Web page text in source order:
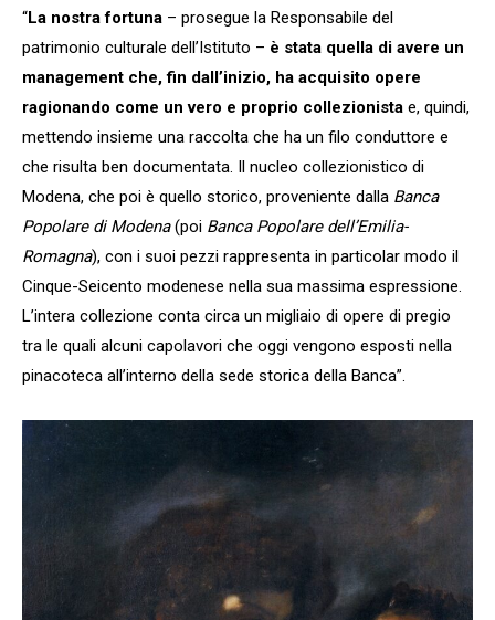
“La nostra fortuna – prosegue la Responsabile del
patrimonio culturale dell’Istituto – è stata quella di avere un
management che, fin dall’inizio, ha acquisito opere
ragionando come un vero e proprio collezionista e, quindi,
mettendo insieme una raccolta che ha un filo conduttore e
che risulta ben documentata. Il nucleo collezionistico di
Modena, che poi è quello storico, proveniente dalla Banca
Popolare di Modena(poi Banca Popolare dell’Emilia-
Romagna), con i suoi pezzi rappresenta in particolar modo il
Cinque-Seicento modenese nella sua massima espressione.
L’intera collezione conta circa un migliaio di opere di pregio
tra le quali alcuni capolavori che oggi vengono esposti nella
pinacoteca all’interno della sede storica della Banca”.